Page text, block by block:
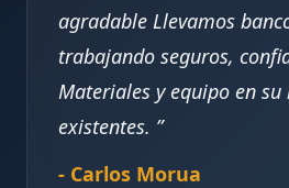
agradable Llevamos
trabajando seguros,
Materiales y equipo en
existentes.
- Carlos Morua